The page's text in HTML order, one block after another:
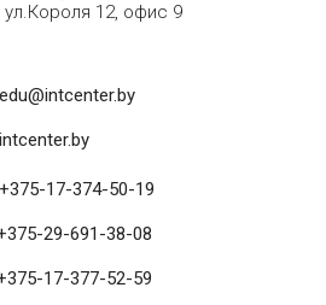
ул.Короля 12, офис 9
edu@intcenter.by
intcenter.by
+375-17-374-50-19
375-29-691-38-08
375-17-377-52-59